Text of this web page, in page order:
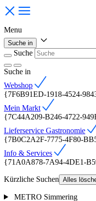
Menu
Suche in
Suche
Suche in
Webshop
{7F6B91ED-1918-4524-
Mein Markt
{7C44A209-B246-4722-
Lieferservice Gastronomie
{7B0C2A2F-7775-4F80-
Info & Services
{71A0A878-7A94-4DE1-
Kürzliche Suchen Alles
METRO Simmering